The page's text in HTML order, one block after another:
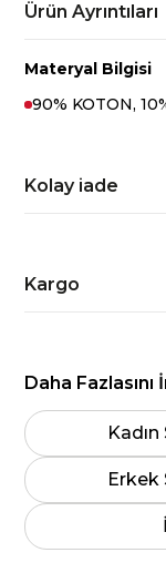
Ürün Ayrıntıları
Materyal Bilgisi
90% KOTON,
Kolay iade
Kargo
Daha Fazlasını
Erkek